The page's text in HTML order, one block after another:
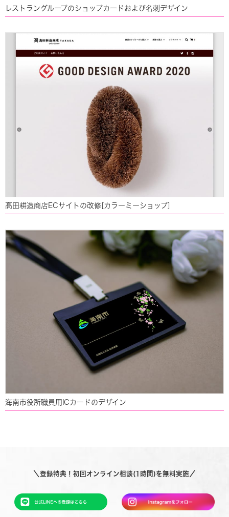
レストラングループのショップカードおよび名刺デザイン
髙田耕造商店ECサイトの改修[カラーミーショップ]
海南市役所職員用ICカードのデザイン
＼登録特典！初回オンライン相談(1時間)を無料実施／